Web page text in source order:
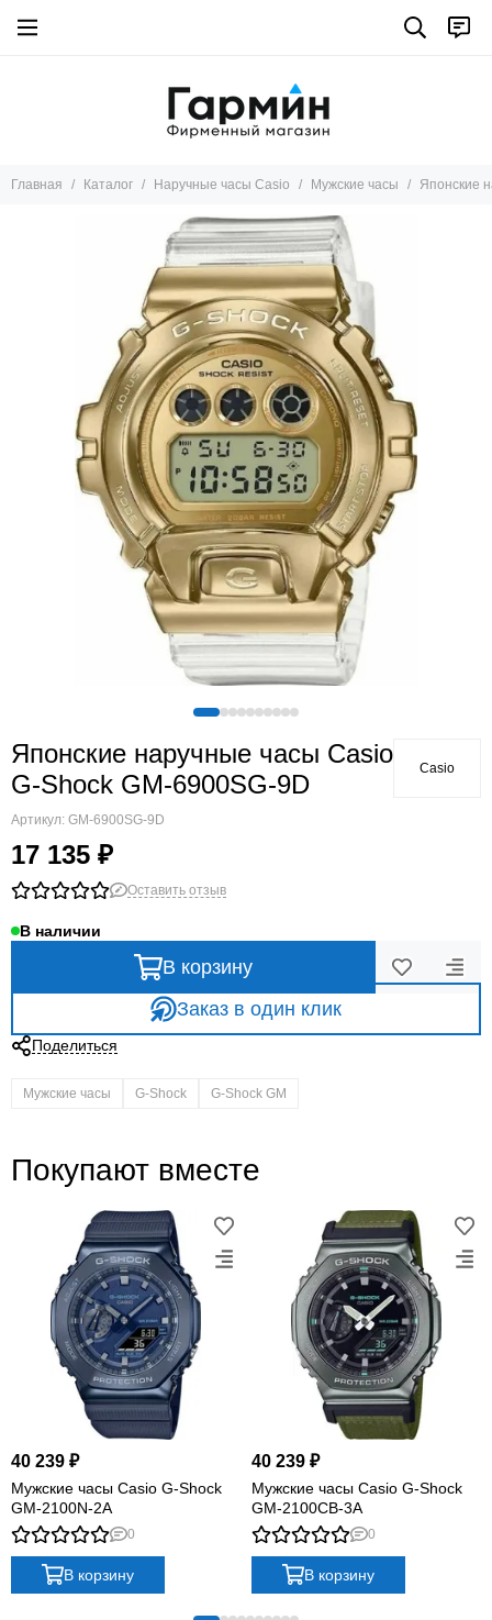
Главная Каталог Наручные часы Casio Мужские часы Японские
Японские наручные часы Casio
G-Shock GM-6900SG-9D
Артикул: GM-6900SG-9D
17 135 ₽
Casio
Оставить отзыв
В наличии
В корзину
Заказ в один клик
Поделиться
Мужские часы G-Shock G-Shock GM
Покупают вместе
40 239 ₽
Мужские часы Casio G-Shock
GM-2100N-2A
0
В корзину
40 239 ₽
Мужские часы Casio G-Shock
GM-2100CB-3A
0
В корзину